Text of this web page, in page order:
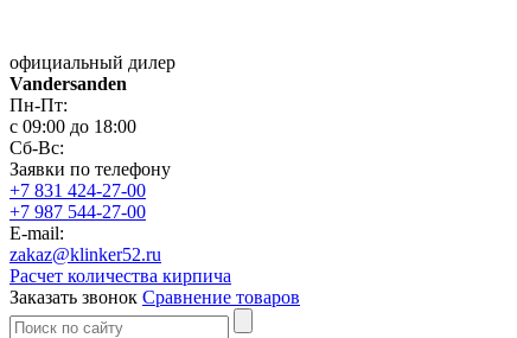
официальный дилер
Vandersanden
Пн-Пт:
с 09:00 до 18:00
Сб-Вс:
Заявки по телефону
+7 831 424-27-00
+7 987 544-27-00
E-mail:
zakaz@klinker52.ru
Расчет количества кирпича
Заказать звонок Сравнение товаров